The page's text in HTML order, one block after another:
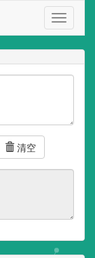
TY
工
具
箱-
网
清空